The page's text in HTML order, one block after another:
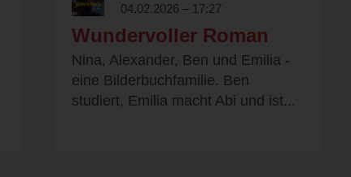
04.02.2026 – 17:27
Wundervoller Roman
Nina, Alexander, Ben und Emilia -
eine Bilderbuchfamilie. Ben
studiert, Emilia macht Abi und ist...